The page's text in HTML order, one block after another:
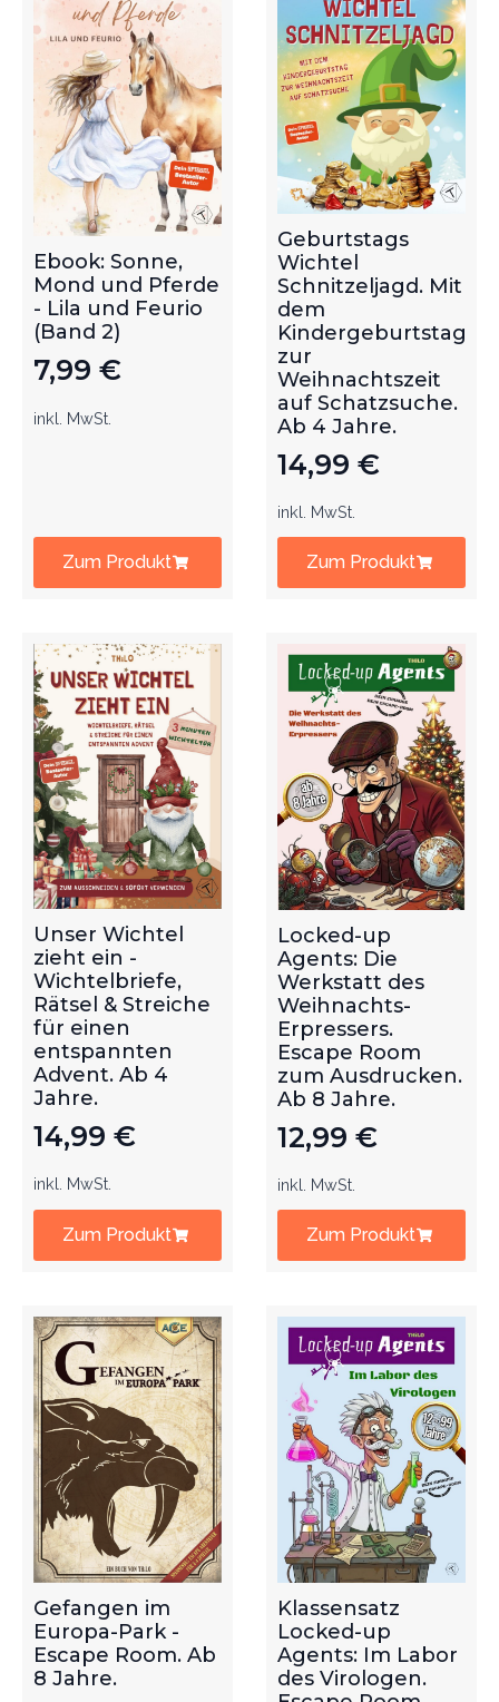
Ebook: Sonne,
Mond und Pferde
- Lila und Feurio
(Band 2)
7,99 €
inkl. MwSt.
Zum Produkt
Geburtstags
Wichtel
Schnitzeljagd. Mit
dem
Kindergeburtstag
zur
Weihnachtszeit
auf Schatzsuche.
Ab 4 Jahre.
14,99 €
inkl. MwSt.
Zum Produkt
Unser Wichtel
zieht ein -
Wichtelbriefe,
Rätsel & Streiche
für einen
entspannten
Advent. Ab 4
Jahre.
14,99 €
inkl. MwSt.
Zum Produkt
Locked-up
Agents: Die
Werkstatt des
Weihnachts-
Erpressers.
Escape Room
zum Ausdrucken.
Ab 8 Jahre.
12,99 €
inkl. MwSt.
Zum Produkt
Gefangen im
Europa-Park -
Escape Room. Ab
8 Jahre.
Klassensatz
Locked-up
Agents: Im Labor
des Virologen.